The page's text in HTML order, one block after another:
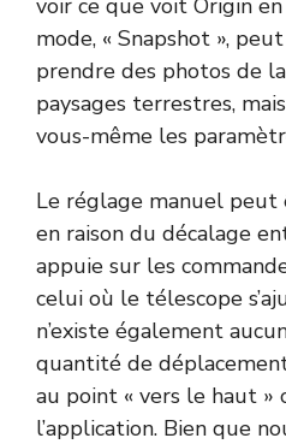
voir ce que voit Origin
mode, « Snapshot »,
prendre des photos de
paysages terrestres,
vous-même les
Le réglage manuel
en raison du décalage
appuie sur les
celui où le télescope
n’existe également
quantité de
au point « vers le haut »
l’application. Bien que